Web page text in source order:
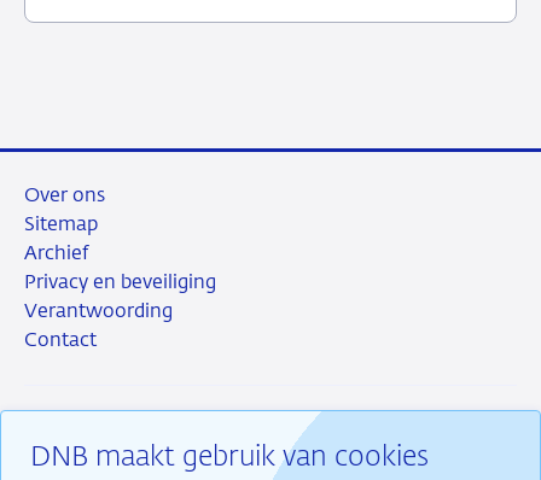
DNB maakt gebruik van cookies
Over ons
Sitemap
Archief
Privacy en beveiliging
Verantwoording
Contact
RSS InstagramLinkedin
X